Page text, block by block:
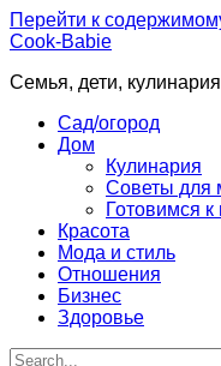
Перейти к
Cook-Babie
Семья, дети, кулинария
Сад/огород
Дом
Кулинария
Советы для
Готовимся к
Красота
Мода и стиль
Отношения
Бизнес
Здоровье